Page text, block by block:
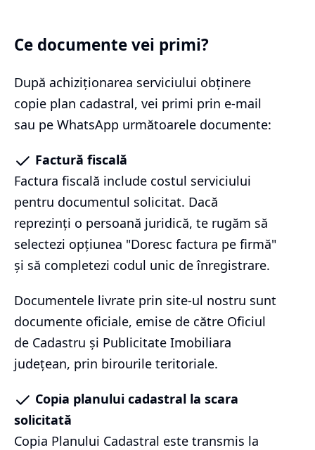
Ce documente vei primi?
După achiziționarea serviciului obținere
copie plan cadastral, vei primi prin e-mail
sau pe WhatsApp următoarele documente:
Factură fiscală
Factura fiscală include costul serviciului
pentru documentul solicitat. Dacă
reprezinți o persoană juridică, te rugăm să
selectezi opțiunea "Doresc factura pe firmă"
și să completezi codul unic de înregistrare.
Documentele livrate prin site-ul nostru sunt
documente oficiale, emise de către Oficiul
de Cadastru și Publicitate Imobiliara
județean, prin birourile teritoriale.
Copia planului cadastral la scara
solicitată
Copia Planului Cadastral este transmis la